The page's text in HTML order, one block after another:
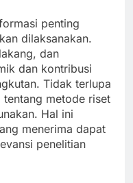
penting
dilaksanakan.
dan
dan kontribusi
Tidak terlupa
tentang metode riset
Hal ini
menerima dapat
penelitian